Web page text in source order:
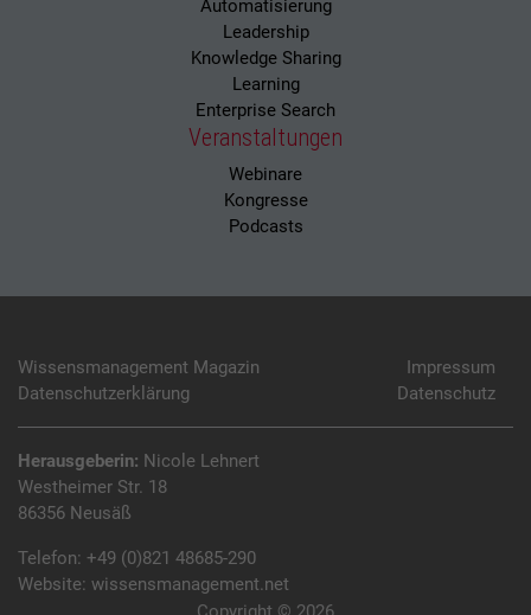
Automatisierung
Leadership
Knowledge Sharing
Learning
Enterprise Search
Veranstaltungen
Webinare
Kongresse
Podcasts
Wissensmanagement Magazin
Impressum
Datenschutzerklärung
Datenschutz
Herausgeberin: Nicole Lehnert
Westheimer Str. 18
86356 Neusäß
Telefon: +49 (0)821 48685-290
Website: wissensmanagement.net